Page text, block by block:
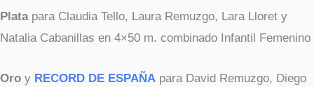
Platapara Claudia Tello, Laura Remuzgo, Lara Lloret y
Natalia Cabanillas en 4×50 m. combinado Infantil Femenino
Oro y RECORD DE ESPAÑA para David Remuzgo, Diego